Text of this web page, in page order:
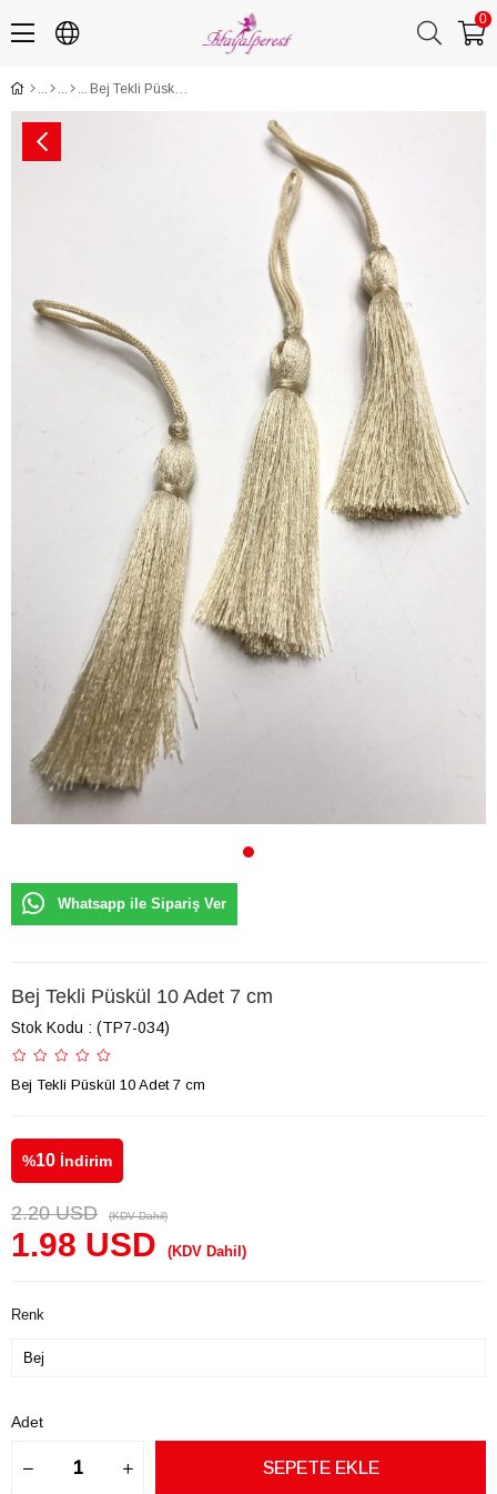
0
Bej Tekli Püskül 10 Adet 7 cm
Whatsapp ile Sipariş Ver
Bej Tekli Püskül 10 Adet 7 cm
Stok Kodu (TP7-034)
Bej Tekli Püskül 10 Adet 7 cm
%10 İndirim
2.20 USD (KDV Dahil)
1.98 USD (KDV Dahil)
Renk
Adet